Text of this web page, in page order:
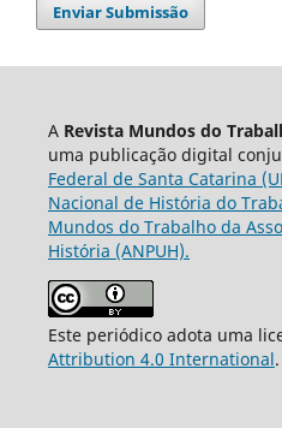
Enviar Submissão
A Revista Mundos do
uma publicação digital
Federal de Santa Catarina
Nacional de História do
Mundos do Trabalho da
História (ANPUH).
Este periódico adota uma
Attribution 4.0 International.